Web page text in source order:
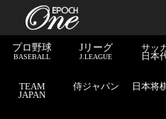
プロ野球
BASEBALL
Jリーグ
J.LEAGUE
サッ
日本
TEAM
JAPAN
侍ジャパン 日本将